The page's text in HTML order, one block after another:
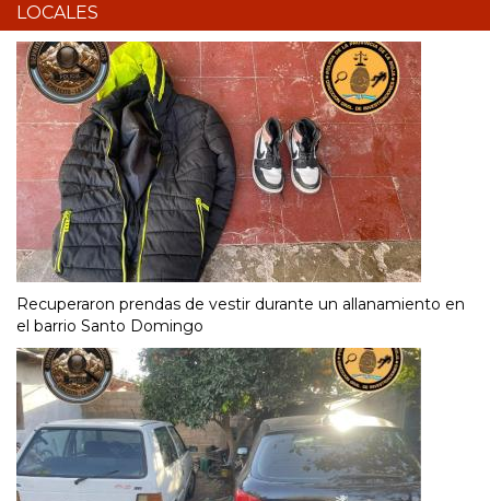
LOCALES
Recuperaron prendas de vestir durante un allanamiento en
el barrio Santo Domingo